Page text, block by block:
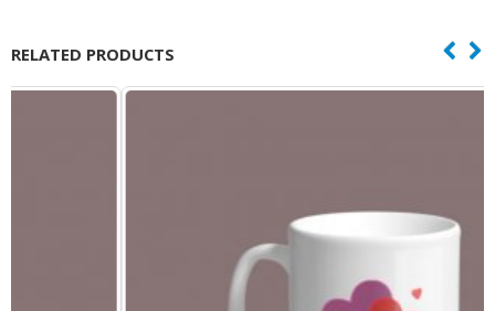
RELATED PRODUCTS